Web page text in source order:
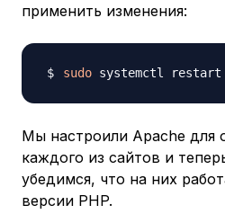
применить изменения:
sudo
Мы настроили Apache для
каждого из сайтов и
убедимся, что на них
версии PHP.